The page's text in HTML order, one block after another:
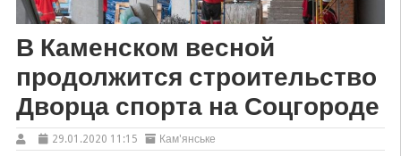
В Каменском весной
продолжится строительство
Дворца спорта на Соцгороде
29.01.2020 11:15 Кам'янське